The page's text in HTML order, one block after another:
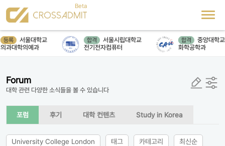
등록
서울대학교
과대학의예과
합격
서울시립대학교
전기전자컴퓨터
합격
중앙대학교
화학공학과
Forum
대학 관련 다양한 소식들을 볼 수 있습니다
포럼 후기 대학 컨텐츠 Study in Korea
University College London 태그 카테고리 최신순